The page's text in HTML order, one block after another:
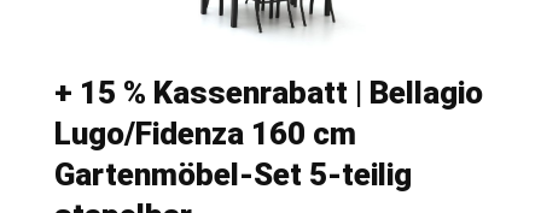
+ 15 % Kassenrabatt | Bellagio
Lugo/Fidenza 160 cm
Gartenmöbel-Set 5-teilig